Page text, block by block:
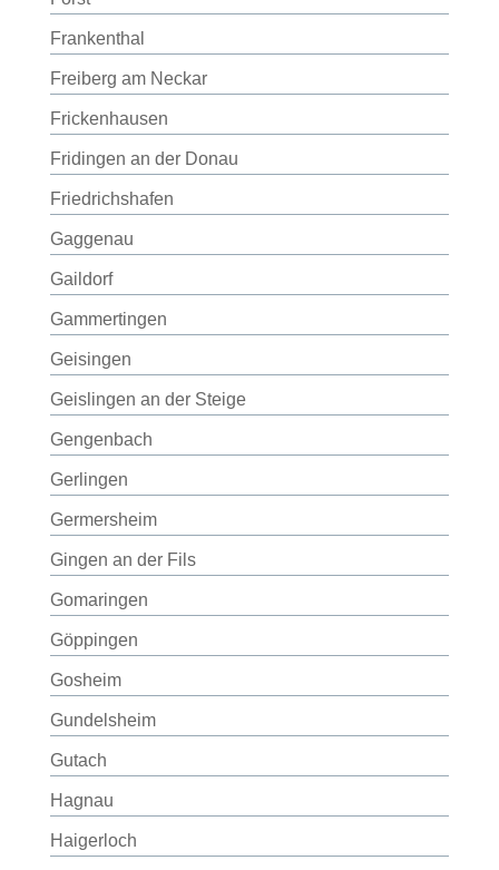
Frankenthal
Freiberg am Neckar
Frickenhausen
Fridingen an der Donau
Friedrichshafen
Gaggenau
Gaildorf
Gammertingen
Geisingen
Geislingen an der Steige
Gengenbach
Gerlingen
Germersheim
Gingen an der Fils
Gomaringen
Göppingen
Gosheim
Gundelsheim
Gutach
Hagnau
Haigerloch